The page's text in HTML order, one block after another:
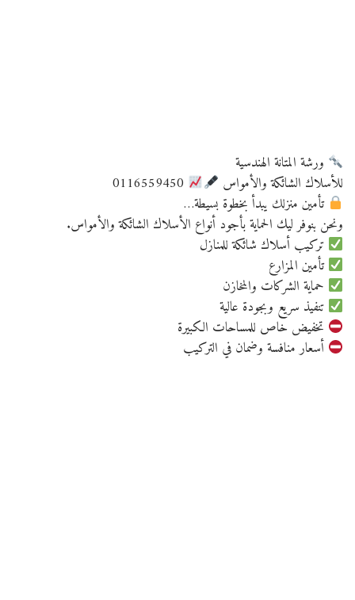
ورشة المتانة الهندسية
للأسلاك الشائكة والأمواس
تأمين منزلك يبدأ بخطوة بسيطة…
ونحن بنوفر ليك الحماية بأجود أنواع الأسلاك الشائكة والأمواس.
تركيب أسلاك شائكة للمنازل
تأمين المزارع
حماية الشركات والمخازن
تنفيذ سريع وبجودة عالية
تخفيض خاص للمساحات الكبيرة
أسعار منافسة وضمان في التركيب